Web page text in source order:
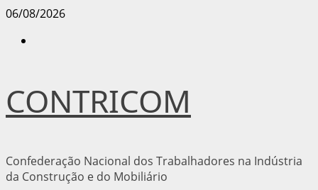
Avançar
06/08/2026
CONTRICOM
Confederação Nacional dos Trabalhadores na Indústria
da Construção e do Mobiliário